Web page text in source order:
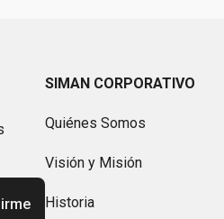
SIMAN CORPORATIVO
Quiénes Somos
Visión y Misión
Historia